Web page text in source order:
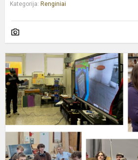
Kategorija: Renginiai